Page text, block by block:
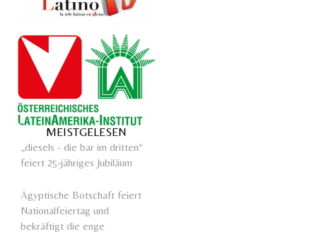
MEISTGELESEN
„diesels - die bar im dritten“
feiert 25-jähriges Jubiläum
Ägyptische Botschaft feiert
Nationalfeiertag und
bekräftigt die enge